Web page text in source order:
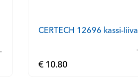
CERTECH 12696 kassi-liiva
€ 10.80